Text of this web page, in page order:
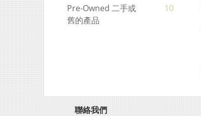
Pre-Owned 二手或
舊的產品
10
聯絡我們